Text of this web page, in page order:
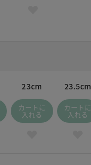
23cm
カートに
入れる
23.5cm
カートに
入れる